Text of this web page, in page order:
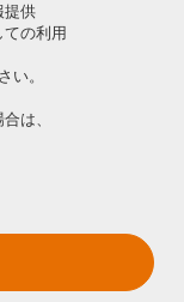
提供
ての利用
い。
は、